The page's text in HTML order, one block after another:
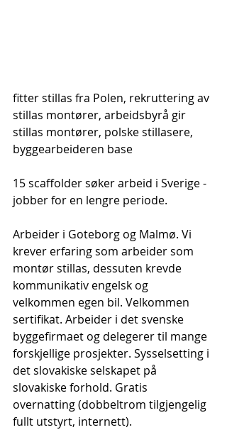
fitter stillas fra Polen, rekruttering av
stillas montører, arbeidsbyrå gir
stillas montører, polske stillasere,
byggearbeideren base
15 scaffolder søker arbeid i Sverige -
jobber for en lengre periode.
Arbeider i Goteborg og Malmø. Vi
krever erfaring som arbeider som
montør stillas, dessuten krevde
kommunikativ engelsk og
velkommen egen bil. Velkommen
sertifikat. Arbeider i det svenske
byggefirmaet og delegerer til mange
forskjellige prosjekter. Sysselsetting i
det slovakiske selskapet på
slovakiske forhold. Gratis
overnatting (dobbeltrom tilgjengelig
fullt utstyrt, internett).